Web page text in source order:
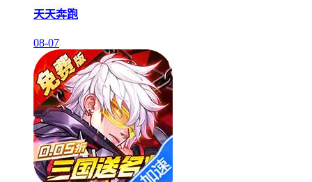
天天奔跑
08-07